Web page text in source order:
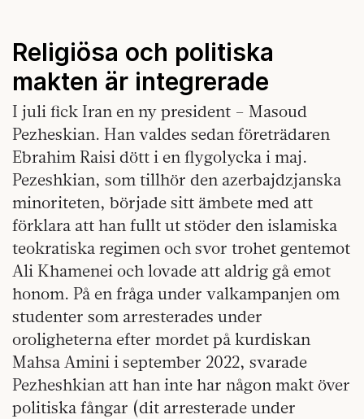
Religiösa och politiska
makten är integrerade
I juli fick Iran en ny president – Masoud
Pezheskian. Han valdes sedan företrädaren
Ebrahim Raisi dött i en flygolycka i maj.
Pezeshkian, som tillhör den azerbajdzjanska
minoriteten, började sitt ämbete med att
förklara att han fullt ut stöder den islamiska
teokratiska regimen och svor trohet gentemot
Ali Khamenei och lovade att aldrig gå emot
honom. På en fråga under valkampanjen om
studenter som arresterades under
oroligheterna efter mordet på kurdiskan
Mahsa Amini i september 2022, svarade
Pezheshkian att han inte har någon makt över
politiska fångar (dit arresterade under